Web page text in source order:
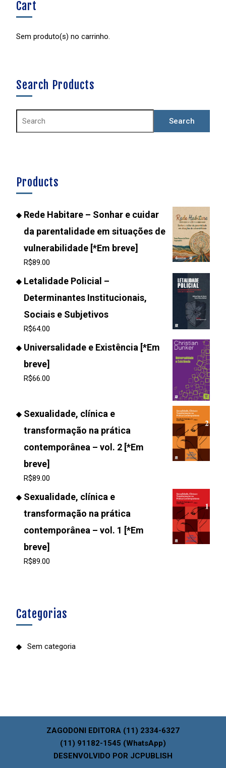
Cart
Sem produto(s) no carrinho.
Search Products
Products
Rede Habitare – Sonhar e cuidar
da parentalidade em situações de
vulnerabilidade [*Em breve]
R$89.00
Letalidade Policial –
Determinantes Institucionais,
Sociais e Subjetivos
R$64.00
Universalidade e Existência [*Em
breve]
R$66.00
Sexualidade, clínica e
transformação na prática
contemporânea – vol. 2 [*Em
breve]
R$89.00
Sexualidade, clínica e
transformação na prática
contemporânea – vol. 1 [*Em
breve]
R$89.00
Categorias
Sem categoria
ZAGODONI EDITORA (11) 2334-6327
(11) 91182-1545 (WhatsApp)
DESENVOLVIDO POR JCPUBLISH